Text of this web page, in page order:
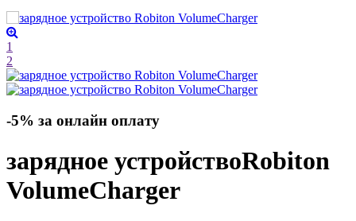
1
2
-5% за онлайн оплату
зарядное устройствоRobiton
VolumeCharger